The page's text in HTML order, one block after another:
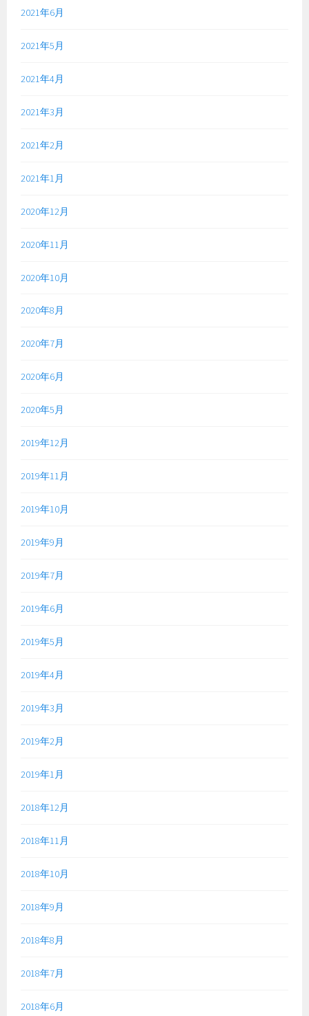
2021年6月
2021年5月
2021年4月
2021年3月
2021年2月
2021年1月
2020年12月
2020年11月
2020年10月
2020年8月
2020年7月
2020年6月
2020年5月
2019年12月
2019年11月
2019年10月
2019年9月
2019年7月
2019年6月
2019年5月
2019年4月
2019年3月
2019年2月
2019年1月
2018年12月
2018年11月
2018年10月
2018年9月
2018年8月
2018年7月
2018年6月